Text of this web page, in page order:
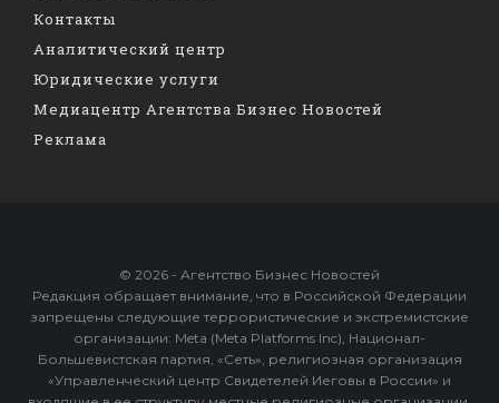
Контакты
Аналитический центр
Юридические услуги
Медиацентр Агентства Бизнес Новостей
Реклама
© 2026 - Агентство Бизнес Новостей
Редакция обращает внимание, что в Российской Федерации
запрещены следующие террористические и экстремистские
организации: Meta (Meta Platforms Inc), Национал-
Большевистская партия, «Сеть», религиозная организация
«Управленческий центр Свидетелей Иеговы в России» и